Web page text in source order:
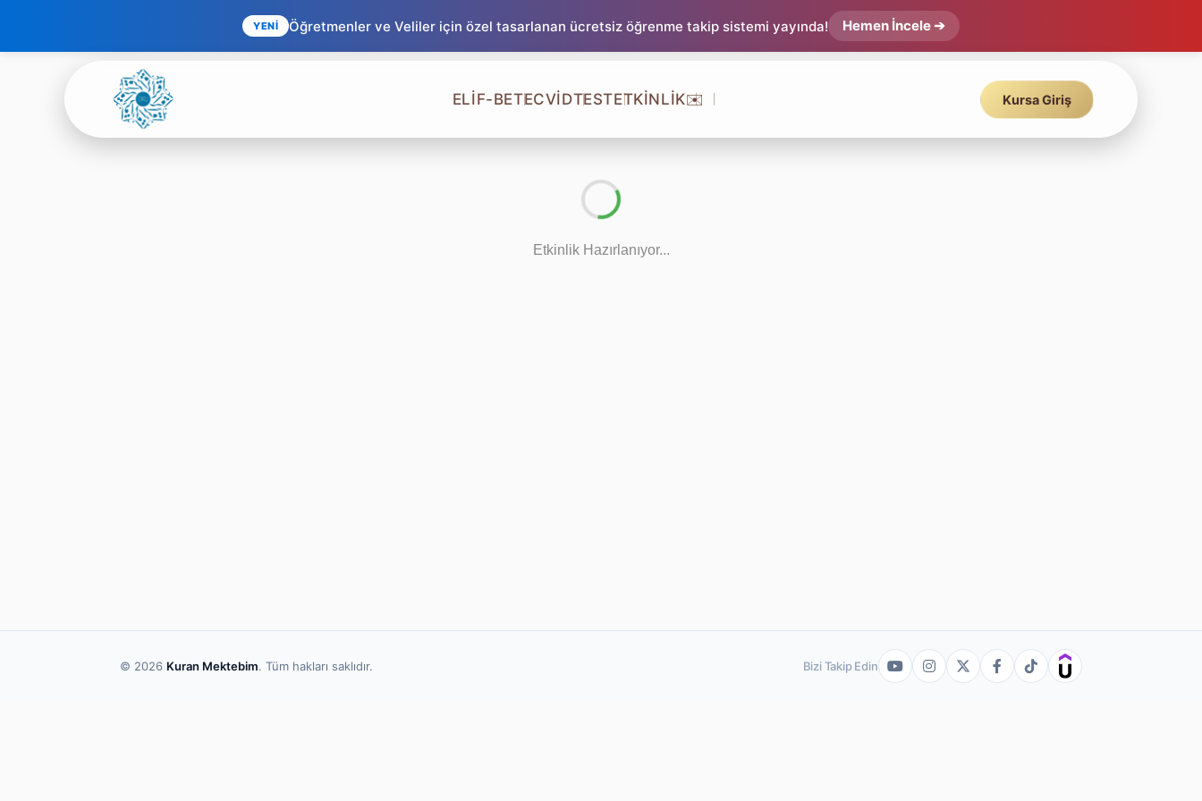
YENİ Öğretmenler ve Veliler için özel tasarlanan ücretsiz öğrenme takip sistemi yayında! Hemen İncele ➔
ELİF-BETECVİDTESTETKİNLİK✉️ Kursa Giriş
Etkinlik Hazırlanıyor...
© 2026 Kuran Mektebim. Tüm hakları saklıdır. Bizi Takip Edin